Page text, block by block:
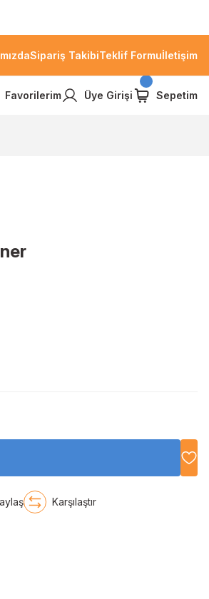
Sipariş TakibiTeklif Formuİletişim
Favorilerim Üye Girişi Sepetim
Karşılaştır